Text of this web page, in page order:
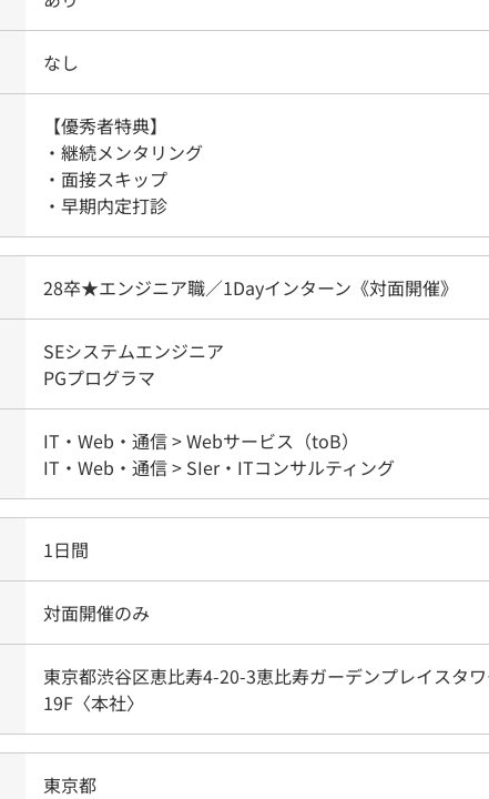
なし
【優秀者特典】
・継続メンタリング
・面接スキップ
・早期内定打診
28卒★エンジニア職／1Dayインターン《対面開催》
SEシステムエンジニア
PGプログラマ
IT・Web・通信 > Webサービス（toB）
IT・Web・通信 > SIer・ITコンサルティング
1日間
対面開催のみ
東京都渋谷区恵比寿4-20-3恵比寿ガーデンプレイスタ
19F〈本社〉
東京都